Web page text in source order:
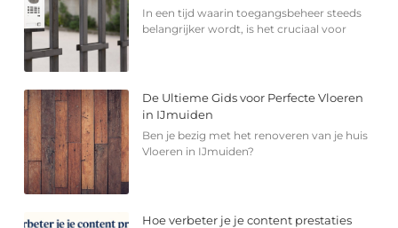
In een tijd waarin toegangsbeheer steeds
belangrijker wordt, is het cruciaal voor
De Ultieme Gids voor Perfecte Vloeren
in IJmuiden
Ben je bezig met het renoveren van je huis
Vloeren in IJmuiden?
Hoe verbeter je je content prestaties